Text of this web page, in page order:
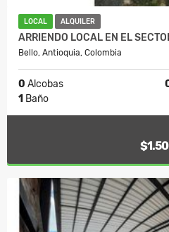
LOCAL ALQUILER
ARRIENDO LOCAL EN EL
Bello, Antioquia, Colombia
0 Alcobas
1 Baño